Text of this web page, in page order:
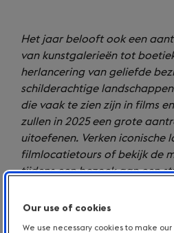
Het jaar belooft ook een
van kunstgalerieën tot
herlancering van geliefde
schilderachtige
die vaak te zien zijn in films
zullen in 2025 een grote
uitoefenen. Verken iconische
filmlocatietours of bekijk de
tijdens een bezoek aan een
of avontuur, van sterren
Our use of cookies
We use necessary cookies to make